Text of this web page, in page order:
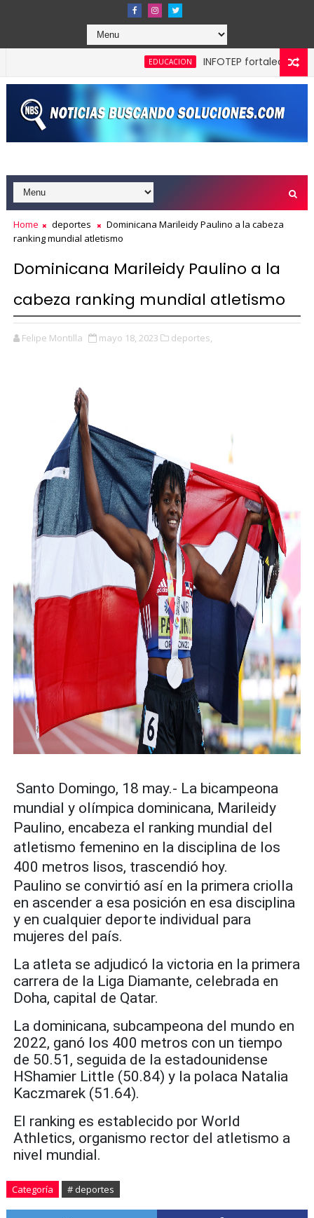
EDUCACION INFOTEP fortalece la
Home deportes
Dominicana Marileidy Paulino a la cabeza
ranking mundial atletismo
Dominicana Marileidy Paulino a la
cabeza ranking mundial atletismo
Felipe Montilla mayo 18, 2023 deportes,
Santo Domingo, 18 may.- La bicampeona
mundial y olímpica dominicana, Marileidy
Paulino, encabeza el ranking mundial del
atletismo femenino en la disciplina de los
400 metros lisos, trascendió hoy.
Paulino se convirtió así en la primera criolla
en ascender a esa posición en esa disciplina
y en cualquier deporte individual para
mujeres del país.
La atleta se adjudicó la victoria en la primera
carrera de la Liga Diamante, celebrada en
Doha, capital de Qatar.
La dominicana, subcampeona del mundo en
2022, ganó los 400 metros con un tiempo
de 50.51, seguida de la estadounidense
HShamier Little (50.84) y la polaca Natalia
Kaczmarek (51.64).
El ranking es establecido por World
Athletics, organismo rector del atletismo a
nivel mundial.
Categoría # deportes